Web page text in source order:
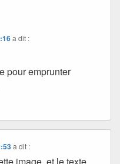
a dit :
pour emprunter
a dit :